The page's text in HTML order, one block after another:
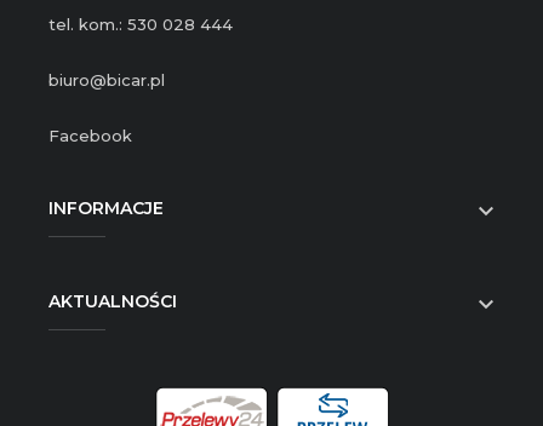
tel. kom.: 530 028 444
biuro@bicar.pl
Facebook
INFORMACJE 
AKTUALNOŚCI 